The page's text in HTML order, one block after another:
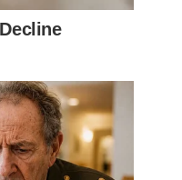
é sinal de que já
pode ser feita a cada
novo.